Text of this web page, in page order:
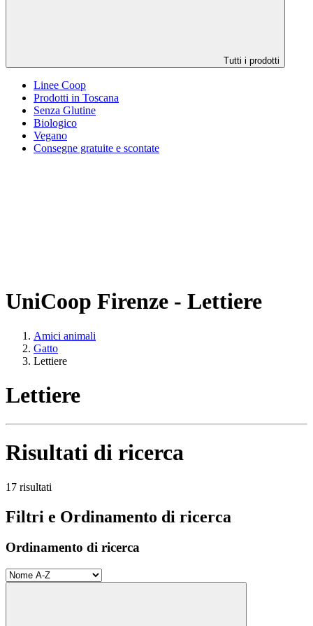
Tutti i prodotti
Linee Coop
Prodotti in Toscana
Senza Glutine
Biologico
Vegano
Consegne gratuite e scontate
UniCoop Firenze - Lettiere
Amici animali
Gatto
Lettiere
Lettiere
Risultati di ricerca
17 risultati
Filtri e Ordinamento di ricerca
Ordinamento di ricerca